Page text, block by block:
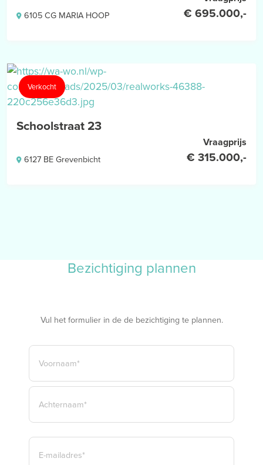
6105 CG MARIA HOOP € 695.000,-
Verkocht
Schoolstraat 23
6127 BE Grevenbicht
Vraagprijs
€ 315.000,-
Bezichtiging plannen
Vul het formulier in de de bezichtiging te plannen.
NAAM
VOORNAAM*
E-
MAILADRES